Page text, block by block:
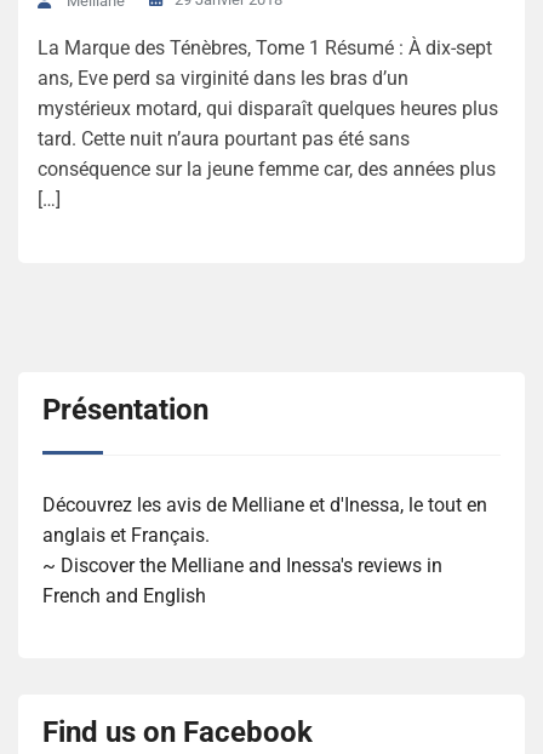
La Marque des Ténèbres, Tome 1 Résumé : À dix-sept
ans, Eve perd sa virginité dans les bras d’un
mystérieux motard, qui disparaît quelques heures plus
tard. Cette nuit n’aura pourtant pas été sans
conséquence sur la jeune femme car, des années plus
[…]
Présentation
Découvrez les avis de Melliane et d'Inessa, le tout en
anglais et Français.
~ Discover the Melliane and Inessa's reviews in
French and English
Find us on Facebook